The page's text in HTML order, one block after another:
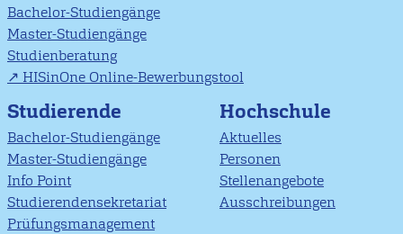
Bachelor-Studiengänge
Master-Studiengänge
Studienberatung
HISinOne Online-Bewerbungstool
Studierende
Bachelor-Studiengänge
Master-Studiengänge
Info Point
Studierendensekretariat
Prüfungsmanagement
Hochschule
Aktuelles
Personen
Stellenangebote
Ausschreibungen